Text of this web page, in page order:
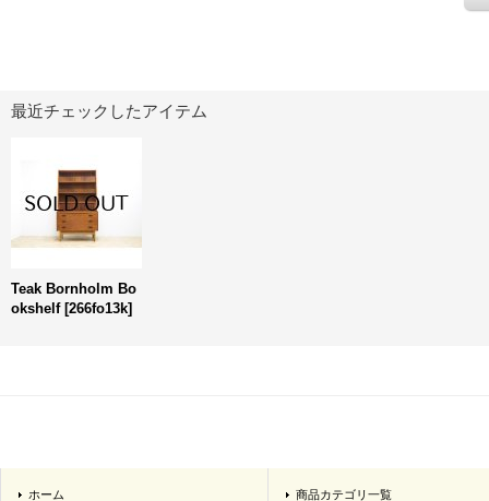
最近チェックしたアイテム
Teak Bornholm Bo
okshelf [266fo13k]
ホーム 商品カテゴリ一覧